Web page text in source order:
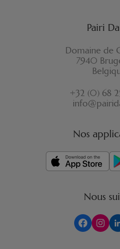
Pairi
Domaine de
7940
+32 (0) 68
Nos
Nous